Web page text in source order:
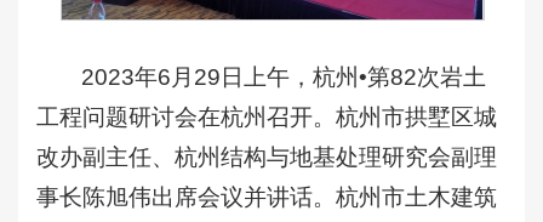
2023年6月29日上午，杭州•第82次岩土
工程问题研讨会在杭州召开。杭州市拱墅区城
改办副主任、杭州结构与地基处理研究会副理
事长陈旭伟出席会议并讲话。杭州市土木建筑